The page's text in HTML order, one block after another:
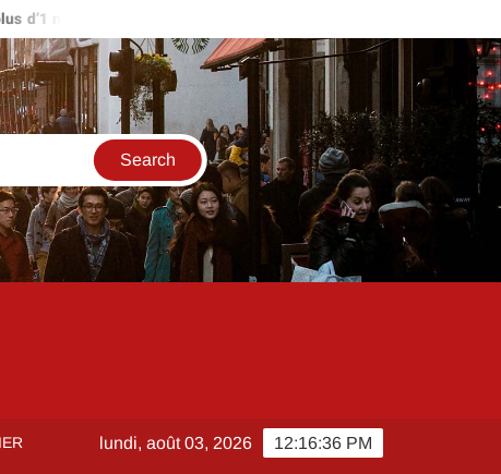
million d’euros ?
12:16:36 PM
lundi, août 03, 2026